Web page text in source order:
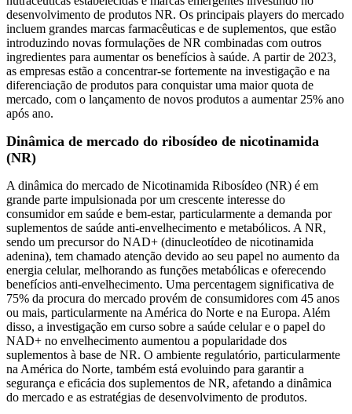
desenvolvimento de produtos NR. Os principais players do mercado
incluem grandes marcas farmacêuticas e de suplementos, que estão
introduzindo novas formulações de NR combinadas com outros
ingredientes para aumentar os benefícios à saúde. A partir de 2023,
as empresas estão a concentrar-se fortemente na investigação e na
diferenciação de produtos para conquistar uma maior quota de
mercado, com o lançamento de novos produtos a aumentar 25% ano
após ano.
Dinâmica de mercado do ribosídeo de nicotinamida
(NR)
A dinâmica do mercado de Nicotinamida Ribosídeo (NR) é em
grande parte impulsionada por um crescente interesse do
consumidor em saúde e bem-estar, particularmente a demanda por
suplementos de saúde anti-envelhecimento e metabólicos. A NR,
sendo um precursor do NAD+ (dinucleotídeo de nicotinamida
adenina), tem chamado atenção devido ao seu papel no aumento da
energia celular, melhorando as funções metabólicas e oferecendo
benefícios anti-envelhecimento. Uma percentagem significativa de
75% da procura do mercado provém de consumidores com 45 anos
ou mais, particularmente na América do Norte e na Europa. Além
disso, a investigação em curso sobre a saúde celular e o papel do
NAD+ no envelhecimento aumentou a popularidade dos
suplementos à base de NR. O ambiente regulatório, particularmente
na América do Norte, também está evoluindo para garantir a
segurança e eficácia dos suplementos de NR, afetando a dinâmica
do mercado e as estratégias de desenvolvimento de produtos.